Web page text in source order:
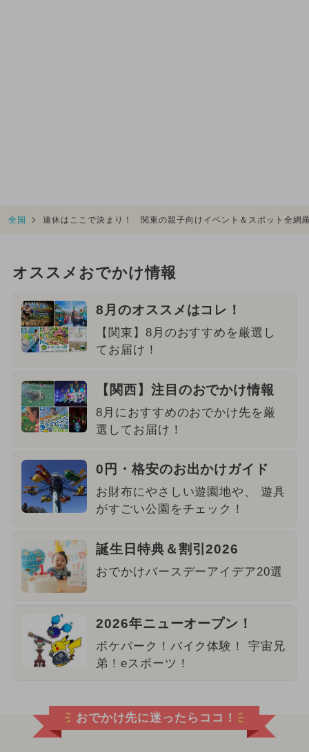
全国 連休はここで決まり！ 関東の親子向けイベント＆スポット全網
オススメおでかけ情報
8月のオススメはコレ！
【関東】8月のおすすめを厳選し
てお届け！
【関西】注目のおでかけ情報
8月におすすめのおでかけ先を厳
選してお届け！
0円・格安のお出かけガイド
お財布にやさしい遊園地や、 遊具
がすごい公園をチェック！
誕生日特典＆割引2026
おでかけバースデーアイデア20選
2026年ニューオープン！
ポケパーク！バイク体験！ 宇宙兄
弟！eスポーツ！
おでかけ先に迷ったらココ！